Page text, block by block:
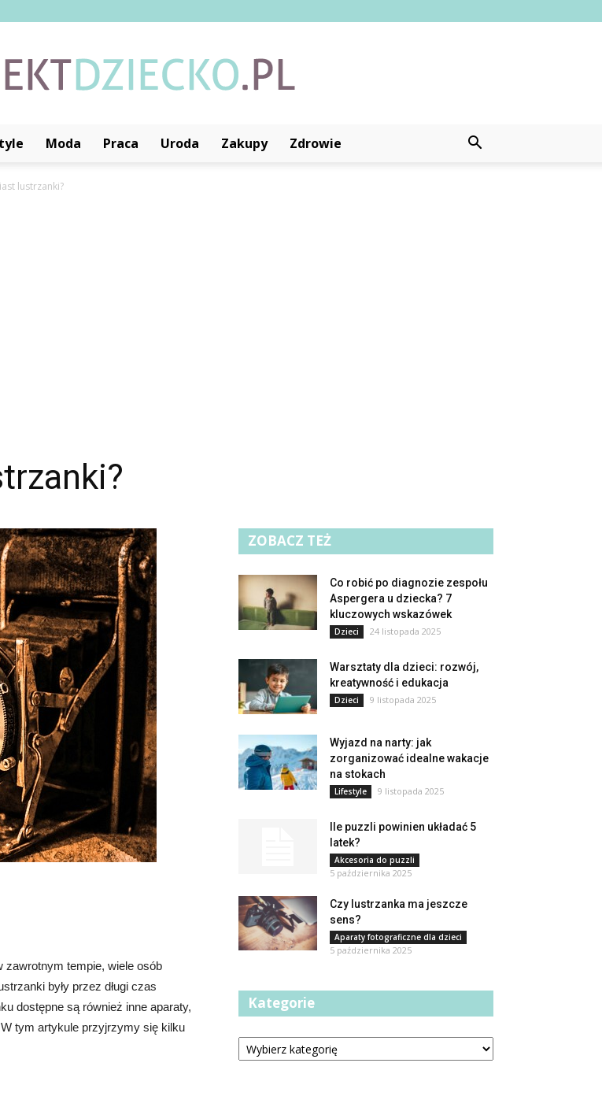
Moda Praca Uroda Zakupy Zdrowie
lustrzanki?
zawrotnym tempie, wiele osób
były przez długi czas
dostępne są również inne aparaty,
tym artykule przyjrzymy się kilku
ZOBACZ TEŻ
Co robić po diagnozie zespołu
Aspergera u dziecka? 7
kluczowych wskazówek
Dzieci 24 listopada 2025
Warsztaty dla dzieci: rozwój,
kreatywność i edukacja
Dzieci 9 listopada 2025
Wyjazd na narty: jak
zorganizować idealne wakacje
na stokach
Lifestyle 9 listopada 2025
Ile puzzli powinien układać 5
latek?
Akcesoria do puzzli
5 października 2025
Czy lustrzanka ma jeszcze
sens?
Aparaty fotograficzne dla dzieci
5 października 2025
Kategorie
Kategorie